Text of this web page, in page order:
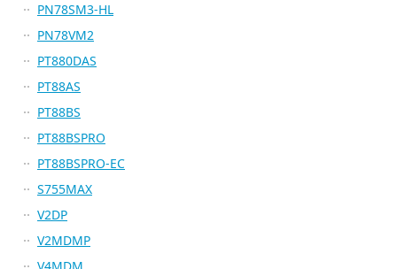
PN78SM3-HL
PN78VM2
PT880DAS
PT88AS
PT88BS
PT88BSPRO
PT88BSPRO-EC
S755MAX
V2DP
V2MDMP